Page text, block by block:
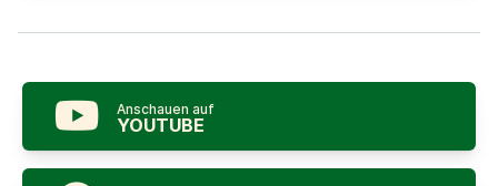
Anschauen auf
YOUTUBE